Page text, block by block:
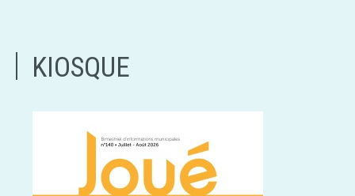
KIOSQUE